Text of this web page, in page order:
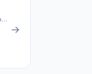
📍 Россия, Воронежская область, посёлок городского типа Каменка
→